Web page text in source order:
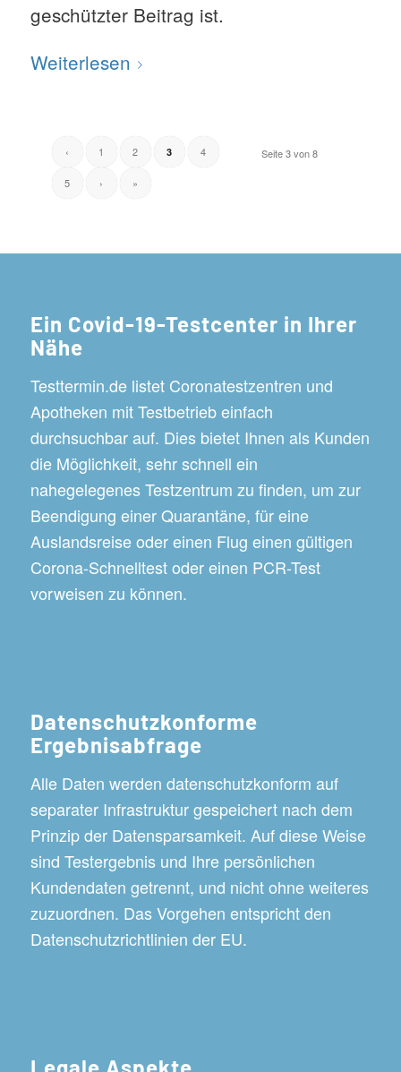
geschützter Beitrag ist.
Weiterlesen
Seite 3 von 8
‹ 1 2 3 4
5 › »
Ein Covid-19-Testcenter in Ihrer
Nähe
Testtermin.de listet Coronatestzentren und
Apotheken mit Testbetrieb einfach
durchsuchbar auf. Dies bietet Ihnen als Kunden
die Möglichkeit, sehr schnell ein
nahegelegenes Testzentrum zu finden, um zur
Beendigung einer Quarantäne, für eine
Auslandsreise oder einen Flug einen gültigen
Corona-Schnelltest oder einen PCR-Test
vorweisen zu können.
Datenschutzkonforme
Ergebnisabfrage
Alle Daten werden datenschutzkonform auf
separater Infrastruktur gespeichert nach dem
Prinzip der Datensparsamkeit. Auf diese Weise
sind Testergebnis und Ihre persönlichen
Kundendaten getrennt, und nicht ohne weiteres
zuzuordnen. Das Vorgehen entspricht den
Datenschutzrichtlinien der EU.
Legale Aspekte